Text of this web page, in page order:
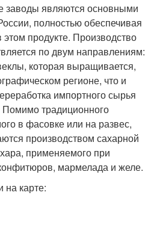
заводы являются основными
полностью обеспечивая
продукте. Производство
по двум направлениям:
которая выращивается,
регионе, что и
импортного сырья
Помимо традиционного
в фасовке или на развес,
производством сахарной
применяемого при
мармелада и желе.
карте: